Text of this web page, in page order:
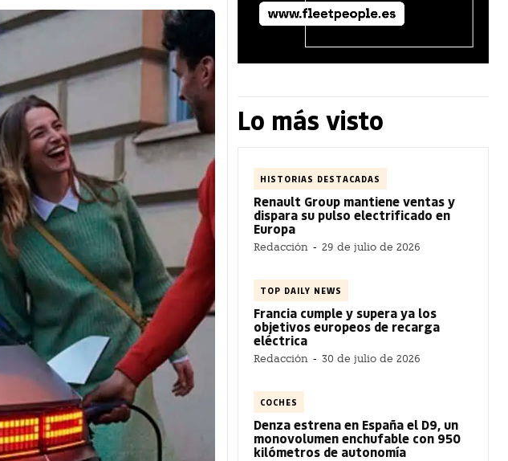
Lo más visto
HISTORIAS DESTACADAS
Renault Group mantiene ventas y
dispara su pulso electrificado en
Europa
Redacción - 29 de julio de 2026
TOP DAILY NEWS
Francia cumple y supera ya los
objetivos europeos de recarga
eléctrica
Redacción - 30 de julio de 2026
COCHES
Denza estrena en España el D9, un
monovolumen enchufable con 950
kilómetros de autonomía